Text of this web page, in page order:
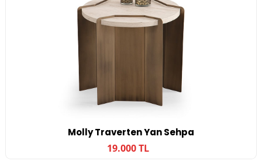
Molly Traverten Yan Sehpa
19.000 TL